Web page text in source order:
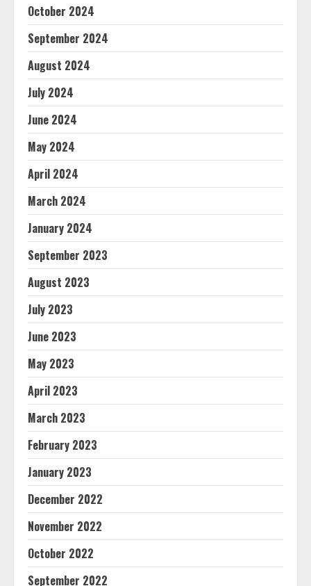
October 2024
September 2024
August 2024
July 2024
June 2024
May 2024
April 2024
March 2024
January 2024
September 2023
August 2023
July 2023
June 2023
May 2023
April 2023
March 2023
February 2023
January 2023
December 2022
November 2022
October 2022
September 2022